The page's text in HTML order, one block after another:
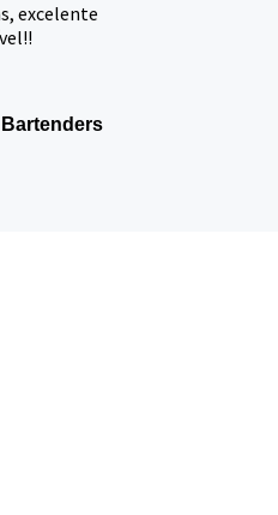
excelente
Bartenders